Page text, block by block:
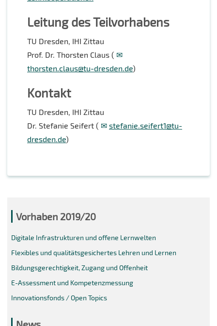
Leitung des Teilvorhabens
TU Dresden, IHI Zittau
Prof. Dr. Thorsten Claus (
thorsten.claus@tu-dresden.de)
Kontakt
TU Dresden, IHI Zittau
Dr. Stefanie Seifert (
stefanie.seifert1@tu-
dresden.de)
Vorhaben 2019/20
Digitale Infrastrukturen und offene Lernwelten
Flexibles und qualitätsgesichertes Lehren und Lernen
Bildungsgerechtigkeit, Zugang und Offenheit
E-Assessment und Kompetenzmessung
Innovationsfonds / Open Topics